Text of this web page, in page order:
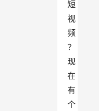
短
视
频
？
现
在
有
个